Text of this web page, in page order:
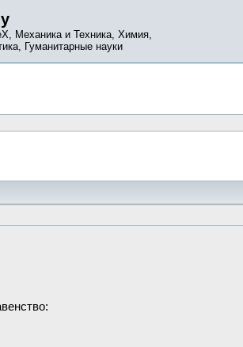
Механика и Техника, Химия,
Гуманитарные науки